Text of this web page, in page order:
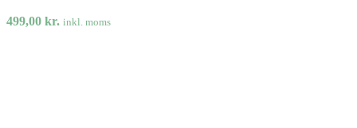
499,00 kr. inkl. moms